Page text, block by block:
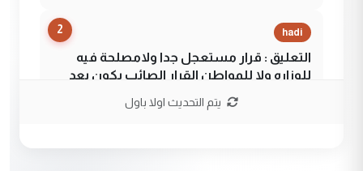
2 hadi
التعليق : قرار مستعجل جدا ولامصلحة فيه
للوزاره ولا للمواطن القرار الصائب يكون بعد
يتم التحديث اولا باول